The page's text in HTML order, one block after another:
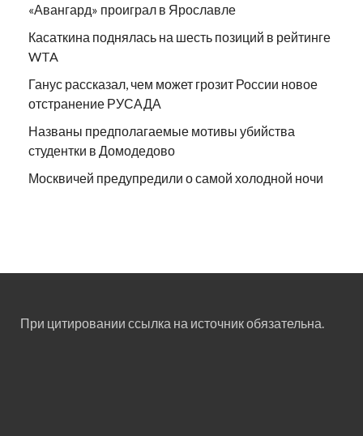
«Авангард» проиграл в Ярославле
Касаткина поднялась на шесть позиций в рейтинге
WTA
Ганус рассказал, чем может грозит России новое
отстранение РУСАДА
Названы предполагаемые мотивы убийства
студентки в Домодедово
Москвичей предупредили о самой холодной ночи
При цитировании ссылка на источник обязательна.